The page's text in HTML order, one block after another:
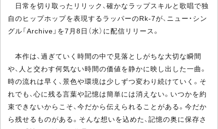
日常を切り取ったリリック、確かなラップスキルと歌唱で独
自のヒップホップを表現するラッパーのRk-7が、ニュー・シン
グル「Archive」を7月8日（水）に配信リリース。
本作は、過ぎていく時間の中で見落としがちな大切な瞬間
や、人と交わす何気ない時間の価値を静かに映し出した一曲。
時の流れは早く、景色や環境は少しずつ変わり続けていく。そ
れでも、心に残る言葉や記憶は簡単には消えない。いつかを約
束できないからこそ、今だから伝えられることがある。今だか
ら残せるものがある。そんな想いを込めた、記憶の奥に保存さ